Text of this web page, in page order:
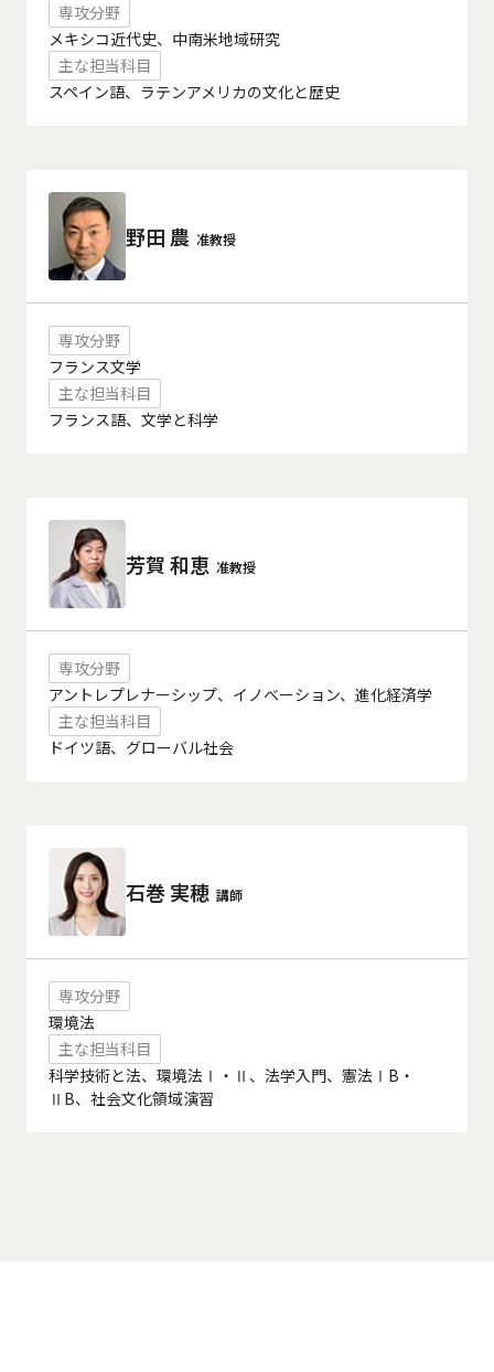
専攻分野
メキシコ近代史、中南米地域研究
主な担当科目
スペイン語、ラテンアメリカの文化と歴史
野田 農 准教授
専攻分野
フランス文学
主な担当科目
フランス語、文学と科学
芳賀 和恵 准教授
専攻分野
アントレプレナーシップ、イノベーション、進化経済学
主な担当科目
ドイツ語、グローバル社会
石巻 実穂 講師
専攻分野
環境法
主な担当科目
科学技術と法、環境法Ⅰ・Ⅱ、法学入門、憲法ⅠB・
ⅡB、社会文化領域演習